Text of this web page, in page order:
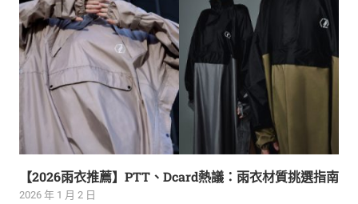
【2026雨衣推薦】PTT、Dcard熱議：雨衣材質挑選指南
2026 年 1 月 2 日